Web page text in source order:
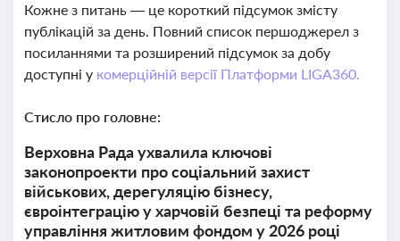
Кожне з питань — це короткий підсумок змісту
публікацій за день. Повний список першоджерел з
посиланнями та розширений підсумок за добу
доступні у комерційній версії Платформи LIGA360.
Стисло про головне:
Верховна Рада ухвалила ключові
законопроекти про соціальний захист
військових, дерегуляцію бізнесу,
євроінтеграцію у харчовій безпеці та реформу
управління житловим фондом у 2026 році